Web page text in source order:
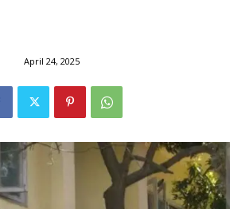
April 24, 2025